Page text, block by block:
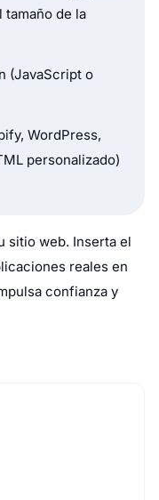
tamaño de la
(JavaScript o
WordPress,
personalizado)
sitio web. Inserta el
reales en
confianza y